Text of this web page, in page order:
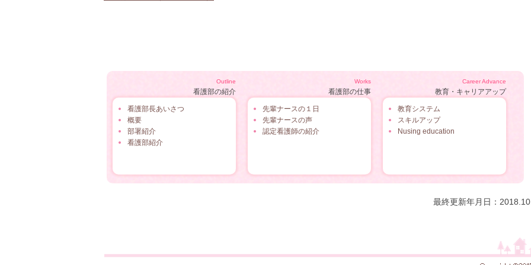
Outline
看護部の紹介
看護部長あいさつ
概要
部署紹介
看護部紹介
Works
看護部の仕事
先輩ナースの１日
先輩ナースの声
認定看護師の紹介
Career Advance
教育・キャリアアップ
教育システム
スキルアップ
Nusing education
最終更新年月日：